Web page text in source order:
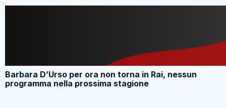
Barbara D’Urso per ora non torna in Rai, nessun
programma nella prossima stagione